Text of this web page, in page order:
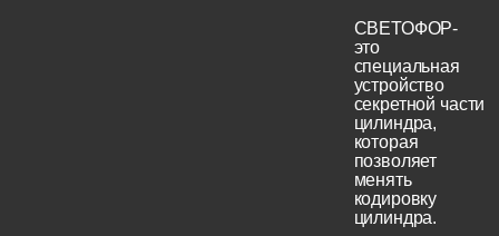
СВЕТОФОР-
это
специальная
устройство
секретной части
цилиндра,
которая
позволяет
менять
кодировку
цилиндра.